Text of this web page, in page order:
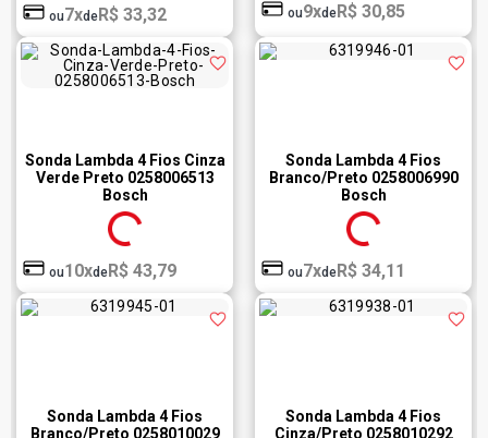
ou7xdeR$ 33,32 ou9xdeR$ 30,85
Sonda Lambda 4 Fios Cinza
Verde Preto 0258006513
Bosch
ou10xdeR$ 43,79
Sonda Lambda 4 Fios
Branco/Preto 0258006990
Bosch
ou7xdeR$ 34,11
Sonda Lambda 4 Fios
Branco/Preto 0258010029
Sonda Lambda 4 Fios
Cinza/Preto 0258010292